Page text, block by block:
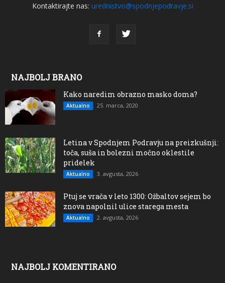
Kontaktirajte nas: urednistvo@spodnjepodravje.si
NAJBOLJ BRANO
Kako naredim obrazno masko doma?
Aktualno 25. marca, 2020
Letina v Spodnjem Podravju na preizkušnji:
toča, suša in bolezni močno oklestile
pridelek
Aktualno 3. avgusta, 2026
Ptuj se vrača v leto 1300: Ožbaltov sejem bo
znova napolnil ulice starega mesta
Aktualno 2. avgusta, 2026
NAJBOLJ KOMENTIRANO